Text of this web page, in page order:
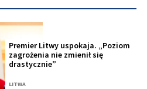
Premier Litwy uspokaja. „Poziom
zagrożenia nie zmienił się
drastycznie”
LITWA